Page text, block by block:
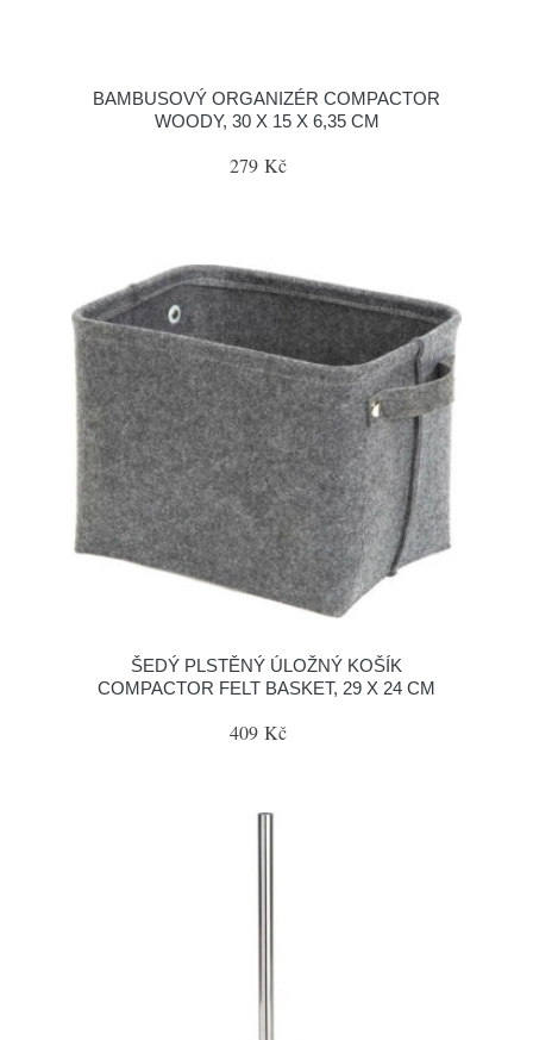
BAMBUSOVÝ ORGANIZÉR COMPACTOR
WOODY, 30 X 15 X 6,35 CM
279 Kč
ŠEDÝ PLSTĚNÝ ÚLOŽNÝ KOŠÍK
COMPACTOR FELT BASKET, 29 X 24 CM
409 Kč